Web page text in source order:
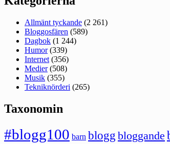
Allmänt tyckande (2 261)
Bloggosfären (589)
Dagbok (1 244)
Humor(339)
Internet (356)
Medier(508)
Musik (355)
Tekniknörderi (265)
Taxonomin
#blogg100 barn blogg bloggande